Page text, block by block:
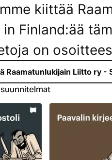
kiittää
in Finland:ää
on
Raamatunlukijain Liitto ry -